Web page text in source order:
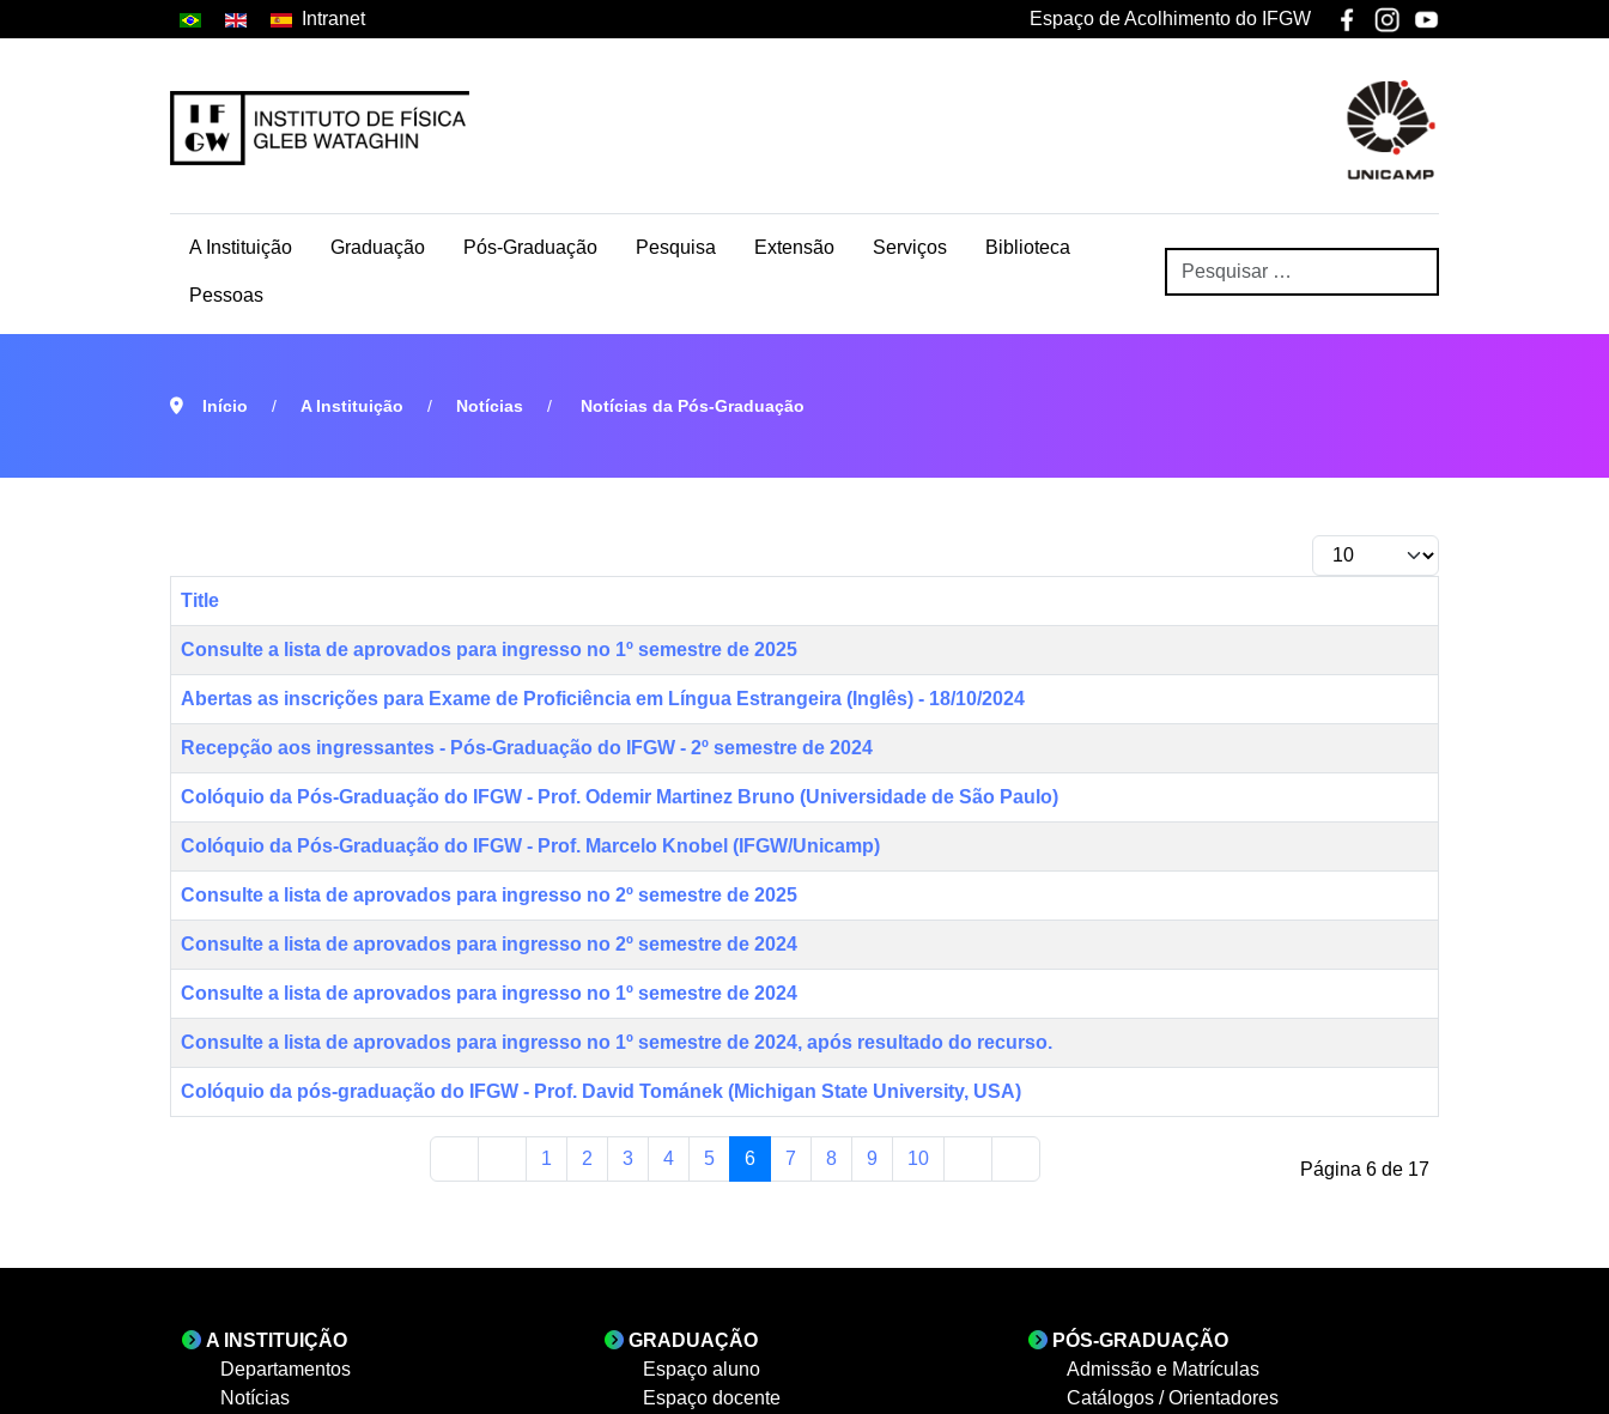
Intranet Espaço de Acolhimento do IFGW
A Instituição Graduação Pós-Graduação Pesquisa Extensão Serviços Biblioteca
Pessoas
Início A Instituição Notícias Notícias da Pós-Graduação
Title
Consulte a lista de aprovados para ingresso no 1º semestre de 2025
Abertas as inscrições para Exame de Proficiência em Língua Estrangeira (Inglês) - 18/10/2024
Recepção aos ingressantes - Pós-Graduação do IFGW - 2º semestre de 2024
Colóquio da Pós-Graduação do IFGW - Prof. Odemir Martinez Bruno (Universidade de São Paulo)
Colóquio da Pós-Graduação do IFGW - Prof. Marcelo Knobel (IFGW/Unicamp)
Consulte a lista de aprovados para ingresso no 2º semestre de 2025
Consulte a lista de aprovados para ingresso no 2º semestre de 2024
Consulte a lista de aprovados para ingresso no 1º semestre de 2024
Consulte a lista de aprovados para ingresso no 1º semestre de 2024, após resultado do recurso.
Colóquio da pós-graduação do IFGW - Prof. David Tománek (Michigan State University, USA)
Página 6 de 17
1 2 3 4 5 6 7 8 9 10
A INSTITUIÇÃO
Departamentos
Notícias
GRADUAÇÃO
Espaço aluno
Espaço docente
PÓS-GRADUAÇÃO
Admissão e Matrículas
Catálogos / Orientadores